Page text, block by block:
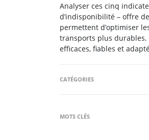
Analyser ces cinq
d’indisponibilité – offre
permettent d’optimiser
transports plus durables.
efficaces, fiables et
CATÉGORIES
MOTS CLÉS